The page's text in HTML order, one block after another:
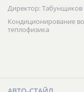
Директор:
Кондиционирование
теплофизика